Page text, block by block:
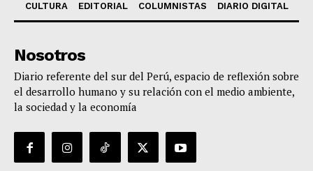
CULTURA
EDITORIAL COLUMNISTAS DIARIO DIGITAL
Nosotros
Diario referente del sur del Perú, espacio de reflexión sobre
el desarrollo humano y su relación con el medio ambiente,
la sociedad y la economía